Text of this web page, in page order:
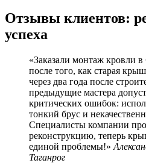
Отзывы клиентов:
успеха
«Заказали монтаж кровли
после того, как старая
через два года после
предыдущие мастера
критических ошибок:
тонкий брус и
Специалисты компании
реконструкцию, теперь
единой проблемы!»
Таганрог